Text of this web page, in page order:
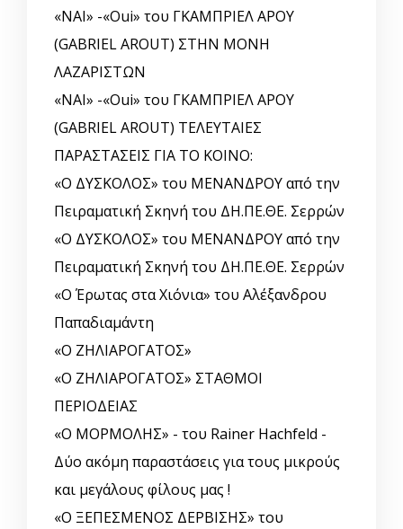
«ΝΑΙ» -«Oui» του ΓΚΑΜΠΡΙΕΛ ΑΡΟΥ
(GABRIEL AROUT) ΣΤΗΝ ΜΟΝΗ
ΛΑΖΑΡΙΣΤΩΝ
«ΝΑΙ» -«Oui» του ΓΚΑΜΠΡΙΕΛ ΑΡΟΥ
(GABRIEL AROUT) ΤΕΛΕΥΤΑΙΕΣ
ΠΑΡΑΣΤΑΣΕΙΣ ΓΙΑ ΤΟ ΚΟΙΝΟ:
«Ο ΔΥΣΚΟΛΟΣ» του ΜΕΝΑΝΔΡΟΥ από την
Πειραματική Σκηνή του ΔΗ.ΠΕ.ΘΕ. Σερρών
«Ο ΔΥΣΚΟΛΟΣ» του ΜΕΝΑΝΔΡΟΥ από την
Πειραματική Σκηνή του ΔΗ.ΠΕ.ΘΕ. Σερρών
«Ο Έρωτας στα Χιόνια» του Αλέξανδρου
Παπαδιαμάντη
«Ο ΖΗΛΙΑΡΟΓΑΤΟΣ»
«Ο ΖΗΛΙΑΡΟΓΑΤΟΣ» ΣΤΑΘΜΟΙ
ΠΕΡΙΟΔΕΙΑΣ
«Ο ΜΟΡΜΟΛΗΣ» - του Rainer Hachfeld -
Δύο ακόμη παραστάσεις για τους μικρούς
και μεγάλους φίλους μας !
«Ο ΞΕΠΕΣΜΕΝΟΣ ΔΕΡΒΙΣΗΣ» του